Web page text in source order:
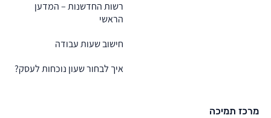
רשות החדשנות – המדען
הראשי
חישוב שעות עבודה
איך לבחור שעון נוכחות לעסק?
מרכז תמיכה